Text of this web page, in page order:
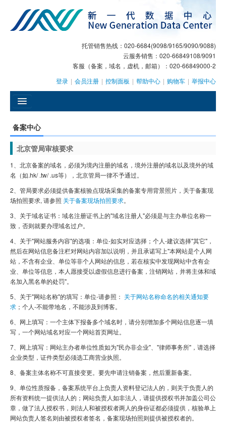
托管销售热线：020-6684(9098/9165/9090/9088)
云服务销售：020-66849108/9091
客服（备案，域名，虚机，邮箱）：020-66849000-2
登录 | 会员注册 | 控制面板 | 帮助中心 | 购物车 | 举报中心
GEO
大模型服务
主机托管
域名注册
虚拟主机
企业邮箱
SSL证书
云主机
客服中心
企业文化
备案中心
北京管局审核要求
1、北京备案的域名，必须为境内注册的域名，境外注册的域名以及境外的域
名（如.hk/ .tw/ .us等），北京管局一律不予通过。
2、管局要求必须提供备案核验点现场采集的备案专用背景照片，关于备案现
场拍照要求, 请参照 关于备案现场拍照要求。
3、关于域名证书：域名注册证书上的"域名注册人"必须是与主办单位名称一
致，否则就要办理域名过户。
4、关于"网站服务内容"的选项：单位-如实对应选择；个人-建议选择"其它"，
然后在网站信息备注栏对网站内容加以说明，并且承诺写上"本网站是个人网
站，不含有企业、单位等非个人网站的信息，若在核实中发现网站中含有企
业、单位等信息，本人愿接受以虚假信息进行备案，注销网站，并将主体和域
名加入黑名单的处罚"。
5、关于"网站名称"的填写：单位-请参照： 关于网站名称命名的相关通知要
求 ；个人-不能带地名，不能涉及到博客。
6、网上填写：一个主体下报备多个域名时，请分别增加多个网站信息逐一填
写，一个网站域名对应一个网站首页网址。
7、网上填写：网站主办者单位性质如为"民办非企业"、"律师事务所"，请选择
企业类型，证件类型必须选工商营业执照。
8、备案主体名称不可直接变更。要先申请注销备案，然后重新备案。
9、单位性质报备，备案系统平台上负责人资料登记法人的，则关于负责人的
所有资料统一提供法人的；网站负责人如非法人，请提供授权书并加盖公司公
章，做了法人授权书，则法人和被授权者两人的身份证都必须提供，核验单上
网站负责人签名则由被授权者签名，备案现场拍照则提供被授权者的。